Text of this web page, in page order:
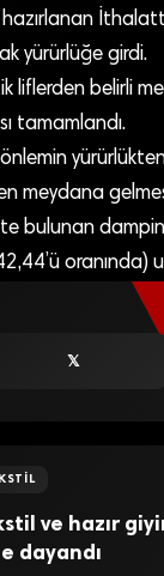
hazırlanan
yürürlüğe girdi.
liflerden belirli
tamamlandı.
meydana
bulunan
oranında)
𝕏
ve hazır
dayandı